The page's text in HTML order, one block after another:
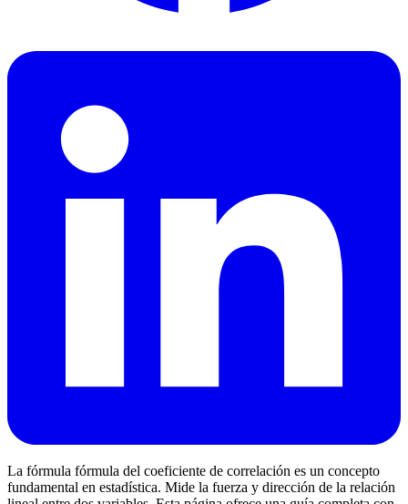
La fórmula fórmula del coeficiente de correlación es un concepto
fundamental en estadística. Mide la fuerza y dirección de la relación